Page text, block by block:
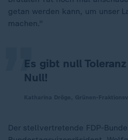
getan werden kann, um unser
machen."
Es gibt null
Null!
„
Der stellvertretende FDP-